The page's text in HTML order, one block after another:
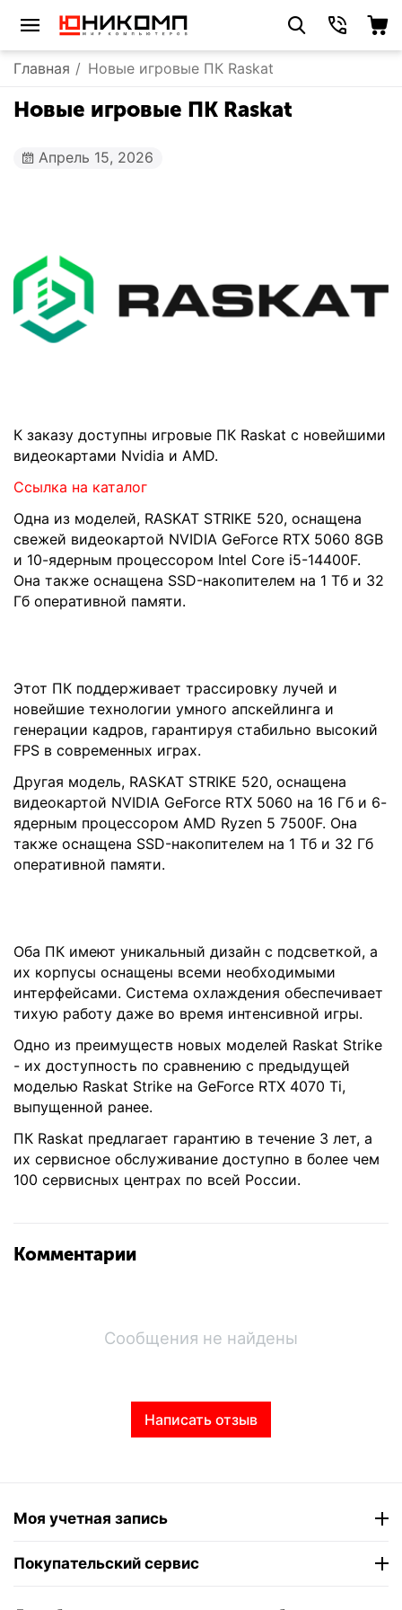
Главная / Новые игровые ПК Raskat
Новые игровые ПК Raskat
Апрель 15, 2026
К заказу доступны игровые ПК Raskat с новейшими
видеокартами Nvidia и AMD.
Ссылка на каталог
Одна из моделей, RASKAT STRIKE 520, оснащена
свежей видеокартой NVIDIA GeForce RTX 5060 8GB
и 10-ядерным процессором Intel Core i5-14400F.
Она также оснащена SSD-накопителем на 1 Тб и 32
Гб оперативной памяти.
Этот ПК поддерживает трассировку лучей и
новейшие технологии умного апскейлинга и
генерации кадров, гарантируя стабильно высокий
FPS в современных играх.
Другая модель, RASKAT STRIKE 520, оснащена
видеокартой NVIDIA GeForce RTX 5060 на 16 Гб и 6-
ядерным процессором AMD Ryzen 5 7500F. Она
также оснащена SSD-накопителем на 1 Тб и 32 Гб
оперативной памяти.
Оба ПК имеют уникальный дизайн с подсветкой, а
их корпусы оснащены всеми необходимыми
интерфейсами. Система охлаждения обеспечивает
тихую работу даже во время интенсивной игры.
Одно из преимуществ новых моделей Raskat Strike
- их доступность по сравнению с предыдущей
моделью Raskat Strike на GeForce RTX 4070 Ti,
выпущенной ранее.
ПК Raskat предлагает гарантию в течение 3 лет, а
их сервисное обслуживание доступно в более чем
100 сервисных центрах по всей России.
Комментарии
Сообщения не найдены
Написать отзыв
Моя учетная запись
Покупательский сервис